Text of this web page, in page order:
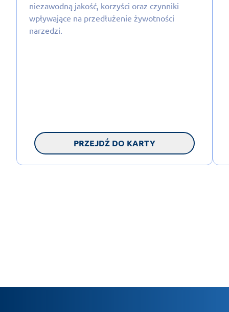
niezawodną jakość, korzyści oraz czynniki
wpływające na przedłużenie żywotności
narzedzi.
PRZEJDŹ DO KARTY